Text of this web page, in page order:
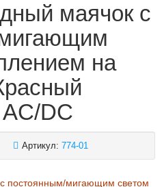
маячок с
на
DC
Артикул: 774-01